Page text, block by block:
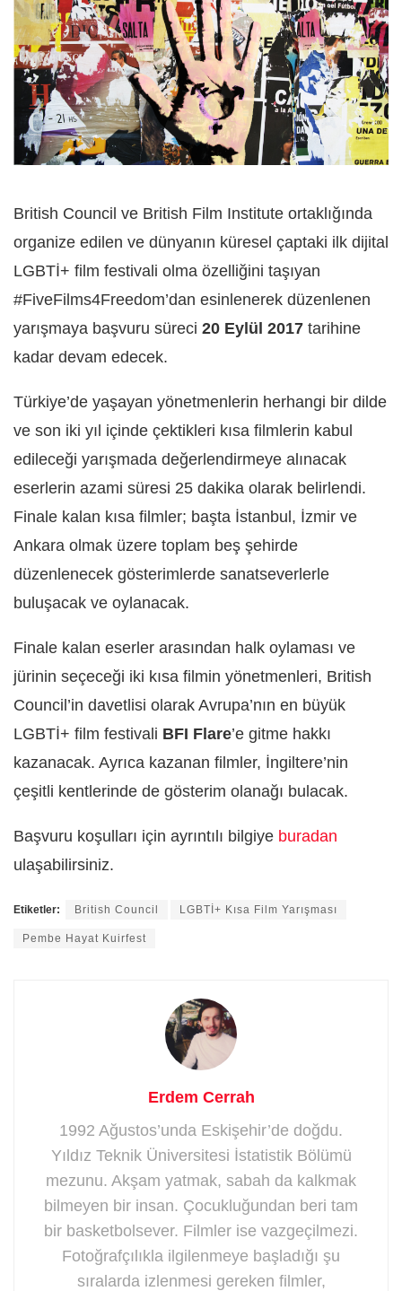
British Council ve British Film Institute ortaklığında
organize edilen ve dünyanın küresel çaptaki ilk dijital
LGBTİ+ film festivali olma özelliğini taşıyan
#FiveFilms4Freedom’dan esinlenerek düzenlenen
yarışmaya başvuru süreci 20 Eylül 2017 tarihine
kadar devam edecek.
Türkiye’de yaşayan yönetmenlerin herhangi bir dilde
ve son iki yıl içinde çektikleri kısa filmlerin kabul
edileceği yarışmada değerlendirmeye alınacak
eserlerin azami süresi 25 dakika olarak belirlendi.
Finale kalan kısa filmler; başta İstanbul, İzmir ve
Ankara olmak üzere toplam beş şehirde
düzenlenecek gösterimlerde sanatseverlerle
buluşacak ve oylanacak.
Finale kalan eserler arasından halk oylaması ve
jürinin seçeceği iki kısa filmin yönetmenleri, British
Council’in davetlisi olarak Avrupa’nın en büyük
LGBTİ+ film festivali BFI Flare’e gitme hakkı
kazanacak. Ayrıca kazanan filmler, İngiltere’nin
çeşitli kentlerinde de gösterim olanağı bulacak.
Başvuru koşulları için ayrıntılı bilgiye buradan
ulaşabilirsiniz.
Etiketler: British Council LGBTİ+ Kısa Film Yarışması
Pembe Hayat Kuirfest
Erdem Cerrah
1992 Ağustos’unda Eskişehir’de doğdu.
Yıldız Teknik Üniversitesi İstatistik Bölümü
mezunu. Akşam yatmak, sabah da kalkmak
bilmeyen bir insan. Çocukluğundan beri tam
bir basketbolsever. Filmler ise vazgeçilmezi.
Fotoğrafçılıkla ilgilenmeye başladığı şu
sıralarda izlenmesi gereken filmler,